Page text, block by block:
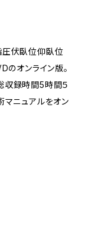
圧伏臥位仰臥位
のオンライン版。
収録時間5時間５
マニュアルをオン